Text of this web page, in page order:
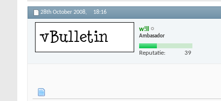
28th October 2008, 18:16
w!ll
Ambasador
Reputatie: 39